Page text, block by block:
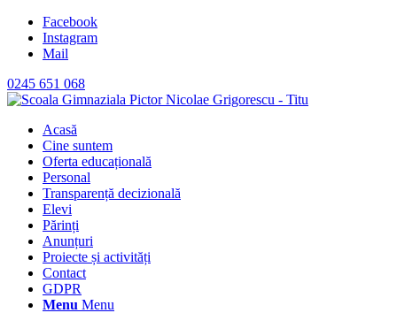
Facebook
Instagram
Mail
0245 651 068
Acasă
Cine suntem
Oferta educațională
Personal
Transparență decizională
Elevi
Părinți
Anunțuri
Proiecte și activități
Contact
GDPR
Menu Menu